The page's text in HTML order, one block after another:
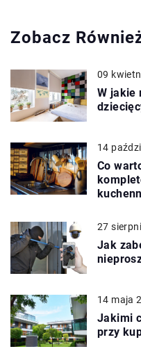
Zobacz
09
W jakie
14
Co
27
Jak
14 maja
Jakimi
przy